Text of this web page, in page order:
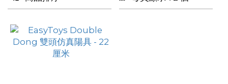
(0/20)
價格
(HK$)